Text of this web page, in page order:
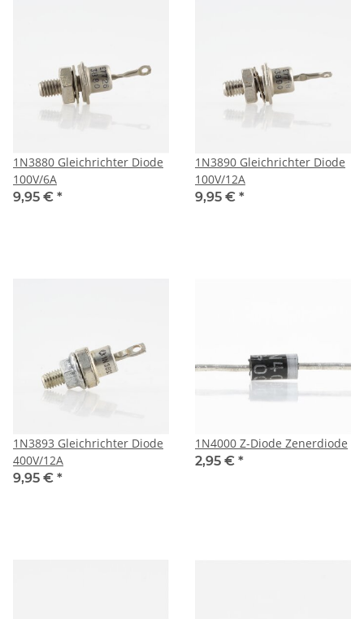
1N3880 Gleichrichter Diode
100V/6A
9,95 € *
1N3890 Gleichrichter Diode
100V/12A
9,95 € *
1N3893 Gleichrichter Diode
400V/12A
9,95 € *
1N4000 Z-Diode Zenerdiode
2,95 € *